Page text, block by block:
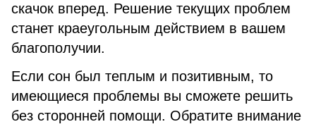
скачок вперед. Решение текущих проблем
станет краеугольным действием в вашем
благополучии.
Если сон был теплым и позитивным, то
имеющиеся проблемы вы сможете решить
без сторонней помощи. Обратите внимание